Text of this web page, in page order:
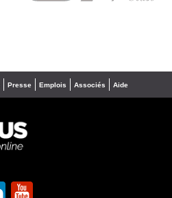
Presse Emplois Associés Aide